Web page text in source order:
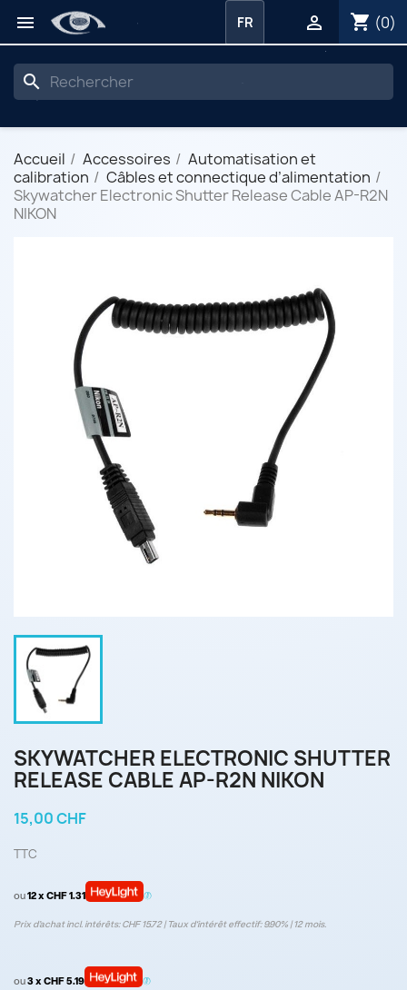
 shopping_cart (0)

FR
search
Accueil Accessoires
Automatisation et
calibration
Câbles et connectique d’alimentation
Skywatcher Electronic Shutter Release Cable AP-R2N
NIKON
SKYWATCHER ELECTRONIC SHUTTER
RELEASE CABLE AP-R2N NIKON
15,00 CHF
TTC
ou12 x CHF 1.31
Prix d’achat incl. intérêts: CHF 15.72 | Taux d‘intérêt effectif: 9.90% | 12 mois.
ou3 x CHF 5.19